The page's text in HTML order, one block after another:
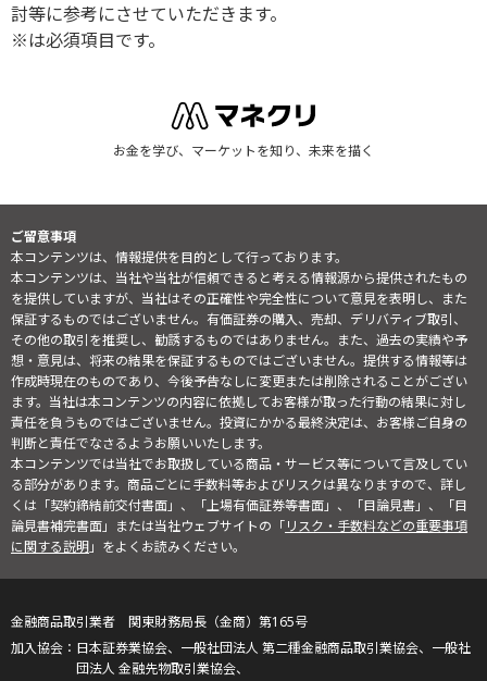
討等に参考にさせていただきます。
※は必須項目です。
お金を学び、マーケットを知り、未来を描く
ご留意事項
本コンテンツは、情報提供を目的として行っております。
本コンテンツは、当社や当社が信頼できると考える情報源から提供されたもの
を提供していますが、当社はその正確性や完全性について意見を表明し、また
保証するものではございません。有価証券の購入、売却、デリバティブ取引、
その他の取引を推奨し、勧誘するものではありません。また、過去の実績や予
想・意見は、将来の結果を保証するものではございません。提供する情報等は
作成時現在のものであり、今後予告なしに変更または削除されることがござい
ます。当社は本コンテンツの内容に依拠してお客様が取った行動の結果に対し
責任を負うものではございません。投資にかかる最終決定は、お客様ご自身の
判断と責任でなさるようお願いいたします。
本コンテンツでは当社でお取扱している商品・サービス等について言及してい
る部分があります。商品ごとに手数料等およびリスクは異なりますので、詳し
くは「契約締結前交付書面」、「上場有価証券等書面」、「目論見書」、「目
論見書補完書面」または当社ウェブサイトの「リスク・手数料などの重要事項
に関する説明」をよくお読みください。
金融商品取引業者 関東財務局長（金商）第165号
日本証券業協会、一般社団法人 第二種金融商品取引業協会、一般社
団法人 金融先物取引業協会、